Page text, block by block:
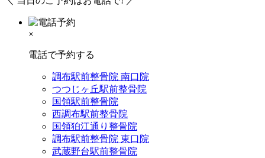
×
電話で予約する
調布駅前整骨院 南口院
つつじヶ丘駅前整骨院
国領駅前整骨院
西調布駅前整骨院
国領狛江通り整骨院
調布駅前整骨院 東口院
武蔵野台駅前整骨院